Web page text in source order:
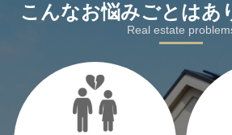
こんなお悩みごとはあ
Real estate